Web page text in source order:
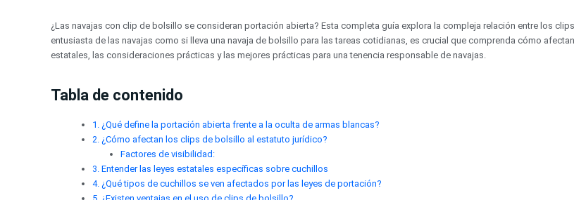
¿Las navajas con clip de bolsillo se consideran portación abierta? Esta completa guía explora la compleja relación entre los
entusiasta de las navajas como si lleva una navaja de bolsillo para las tareas cotidianas, es crucial que comprenda cómo
estatales, las consideraciones prácticas y las mejores prácticas para una tenencia responsable de navajas.
Tabla de contenido
1. ¿Qué define la portación abierta frente a la oculta de armas blancas?
2. ¿Cómo afectan los clips de bolsillo al estatuto jurídico?
Factores de visibilidad:
3. Entender las leyes estatales específicas sobre cuchillos
4. ¿Qué tipos de cuchillos se ven afectados por las leyes de portación?